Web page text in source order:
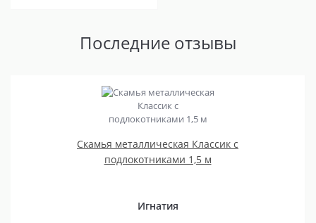
Последние отзывы
Скамья металлическая Классик с
подлокотниками 1,5 м
Игнатия